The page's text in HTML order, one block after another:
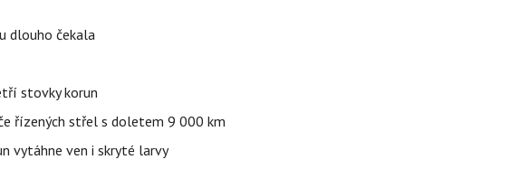
dlouho čekala
stovky korun
řízených střel s doletem 9 000 km
vytáhne ven i skryté larvy